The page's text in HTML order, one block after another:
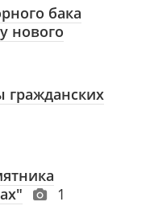
бака
нового
1